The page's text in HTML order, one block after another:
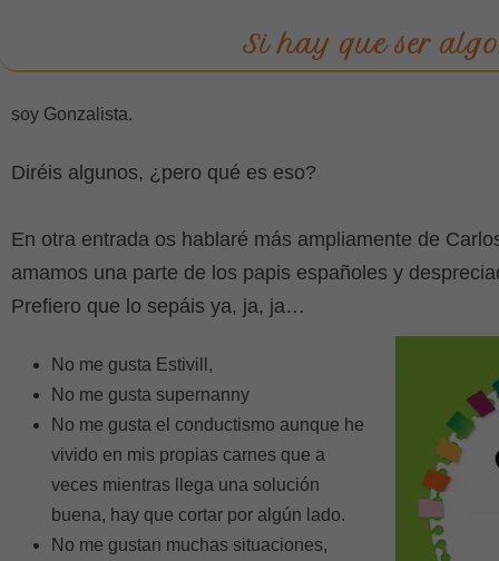
Si hay que ser
soy Gonzalista.
Diréis algunos, ¿pero qué es eso?
En otra entrada os hablaré más ampliamente de
amamos una parte de los papis españoles y
Prefiero que lo sepáis ya, ja, ja…
No me gusta Estivill,
No me gusta supernanny
No me gusta el conductismo aunque he
vivido en mis propias carnes que a
veces mientras llega una solución
buena, hay que cortar por algún lado.
No me gustan muchas situaciones,